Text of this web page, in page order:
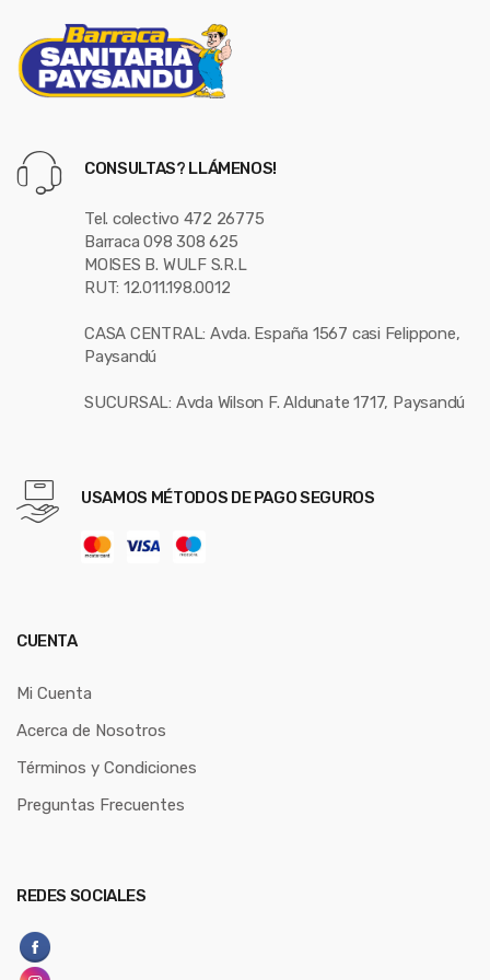
CONSULTAS? LLÁMENOS!
Tel. colectivo 472 26775
Barraca 098 308 625
MOISES B. WULF S.R.L
RUT: 12.011.198.0012
CASA CENTRAL: Avda. España 1567 casi Felippone,
Paysandú
SUCURSAL: Avda Wilson F. Aldunate 1717, Paysandú
USAMOS MÉTODOS DE PAGO SEGUROS
CUENTA
Mi Cuenta
Acerca de Nosotros
Términos y Condiciones
Preguntas Frecuentes
REDES SOCIALES